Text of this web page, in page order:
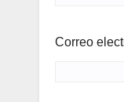
Correo